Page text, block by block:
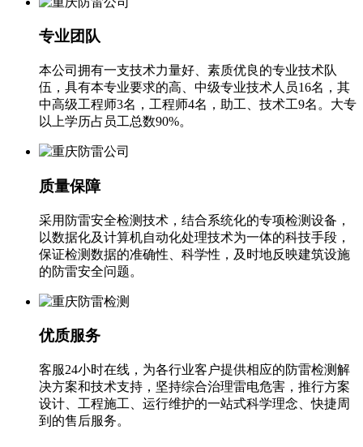
专业团队
本公司拥有一支技术力量好、素质优良的专业技术队
伍，具有本专业要求的高、中级专业技术人员16名，其
中高级工程师3名，工程师4名，助工、技术工9名。大专
以上学历占员工总数90%。
质量保障
采用防雷安全检测技术，结合系统化的专项检测设备，
以数据化及计算机自动化处理技术为一体的科技手段，
保证检测数据的准确性、科学性，及时地反映建筑设施
的防雷安全问题。
优质服务
客服24小时在线，为各行业客户提供相应的防雷检测解
决方案和技术支持，坚持综合治理雷电危害，推行方案
设计、工程施工、运行维护的一站式科学理念、快捷周
到的售后服务。